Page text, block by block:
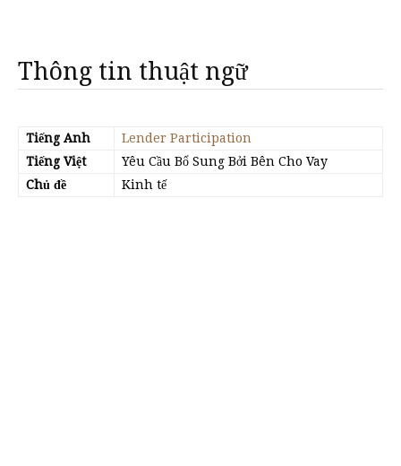
Thông tin thuật ngữ
Tiếng Anh
Lender Participation
Tiếng Việt
Yêu Cầu Bổ Sung Bởi Bên Cho Vay
Chủ đề
Kinh tế